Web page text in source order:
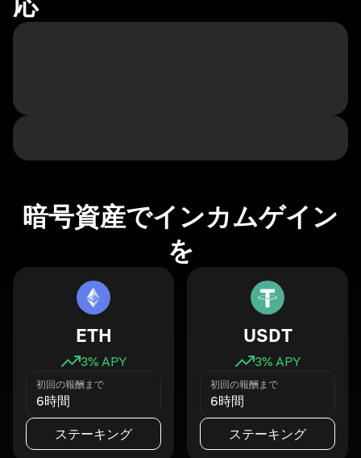
暗号資産でインカムゲイン
を
ETH
3% APY
初回の報酬まで
6時間
ステーキング
USDT
3% APY
初回の報酬まで
6時間
ステーキング